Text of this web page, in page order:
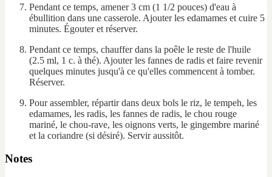
Pendant ce temps, amener 3 cm (1 1/2 pouces) d'eau à
ébullition dans une casserole. Ajouter les edamames et cuire 5
minutes. Égouter et réserver.
Pendant ce temps, chauffer dans la poêle le reste de l'huile
(2.5 ml, 1 c. à thé). Ajouter les fannes de radis et faire revenir
quelques minutes jusqu'à ce qu'elles commencent à tomber.
Réserver.
Pour assembler, répartir dans deux bols le riz, le tempeh, les
edamames, les radis, les fannes de radis, le chou rouge
mariné, le chou-rave, les oignons verts, le gingembre mariné
et la coriandre (si désiré). Servir aussitôt.
Notes